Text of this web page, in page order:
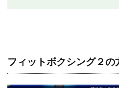
フィットボクシング２の